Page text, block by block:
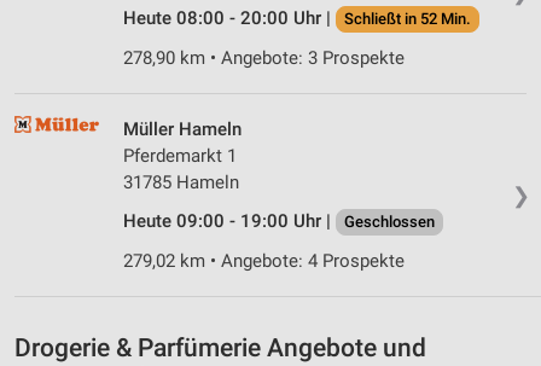
Heute 08:00 - 20:00 Uhr |
Schließt in 52 Min.
278,90 km • Angebote: 3 Prospekte
❯
Müller Hameln
Pferdemarkt 1
31785 Hameln
Heute 09:00 - 19:00 Uhr |
Geschlossen
279,02 km • Angebote: 4 Prospekte
Drogerie & Parfümerie Angebote und
Verwendung von Profilen zur Auswahl
personalisierter Werbung
Verwendung von Profilen zur Auswahl
personalisierter Inhalte
Messung der Werbeleistung
Messung der Performance von Inhalten
Kombinationen von Daten aus verschiedenen
Quellen